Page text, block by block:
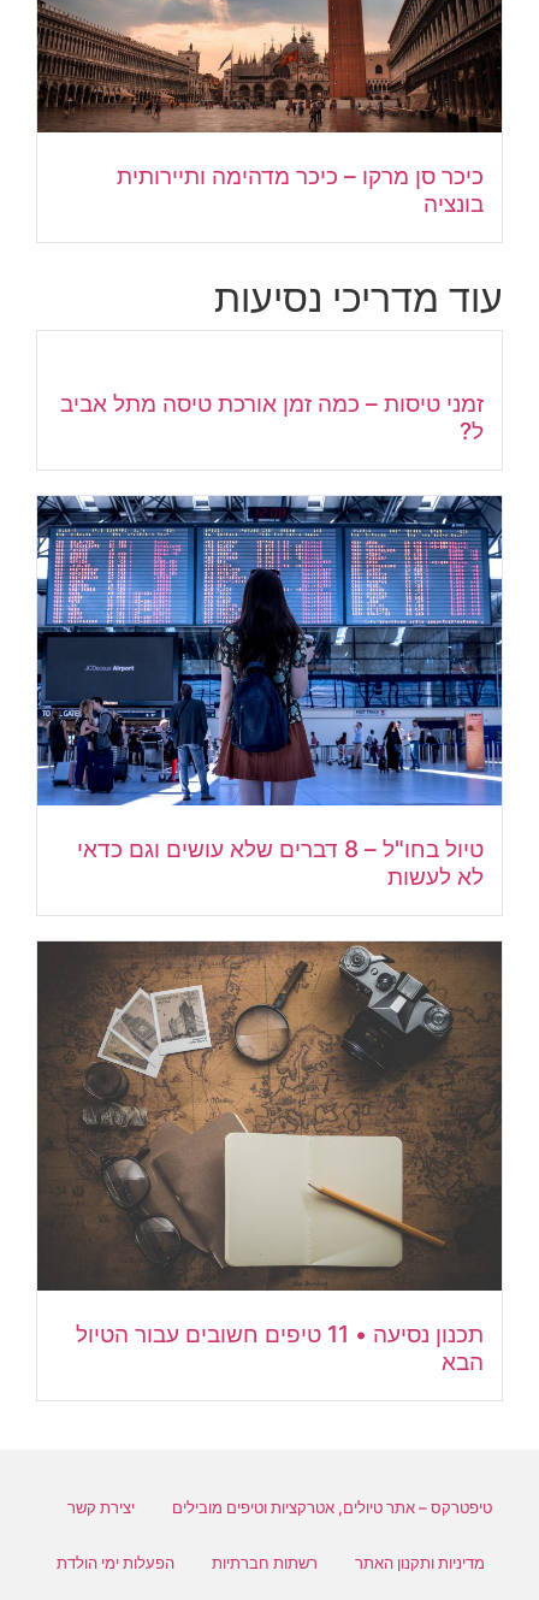
כיכר סן מרקו – כיכר מדהימה ותיירותית
בונציה
עוד מדריכי נסיעות
זמני טיסות – כמה זמן אורכת טיסה מתל אביב
ל?
טיול בחו"ל – 8 דברים שלא עושים וגם כדאי
לא לעשות
תכנון נסיעה • 11 טיפים חשובים עבור הטיול
הבא
טיפטרקס – אתר טיולים, אטרקציות וטיפים מובילים יצירת קשר
מדיניות ותקנון האתר רשתות חברתיות הפעלות ימי הולדת